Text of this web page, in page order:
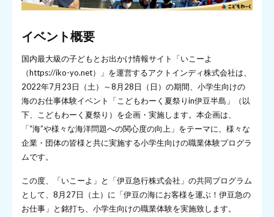
イベント概要
国内最大級の子どもとお出かけ情報サイト「いこーよ
（https://iko-yo.net）」を運営するアクトインディ株式会社は、
2022年7月23日（土）～8月28日（日）の期間、小学生向けの
海のお仕事体験イベント「こどもわーく夏祭りin伊豆半島」（以
下、こどもわーく夏祭り）を企画・実施します。本企画は、
「“海”や様々な海洋問題への関心度の向上」をテーマに、様々な
企業・団体の皆様と共に実施する小学生向けの職業体験プログラ
ムです。
この度、「いこーよ」と「伊豆急行株式会社」の共同プログラム
として、8月27日（土）に「伊豆の海にお客様を運ぶ！伊豆急の
お仕事」と銘打ち、小学生向けの職業体験を実施致します。